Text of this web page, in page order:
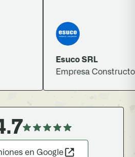
Esuco SRL
Empresa Constructora
en Google